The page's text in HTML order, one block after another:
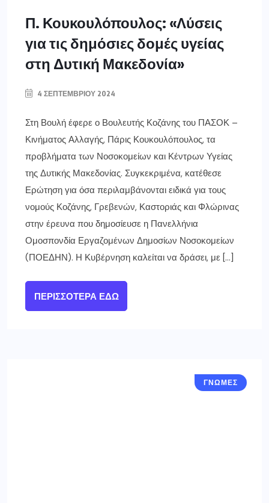
Π. Κουκουλόπουλος: «Λύσεις
για τις δημόσιες δομές υγείας
στη Δυτική Μακεδονία»
4 ΣΕΠΤΕΜΒΡΊΟΥ 2024
Στη Βουλή έφερε ο Βουλευτής Κοζάνης του ΠΑΣΟΚ –
Κινήματος Αλλαγής, Πάρις Κουκουλόπουλος, τα
προβλήματα των Νοσοκομείων και Κέντρων Υγείας
της Δυτικής Μακεδονίας. Συγκεκριμένα, κατέθεσε
Ερώτηση για όσα περιλαμβάνονται ειδικά για τους
νομούς Κοζάνης, Γρεβενών, Καστοριάς και Φλώρινας
στην έρευνα που δημοσίευσε η Πανελλήνια
Ομοσπονδία Εργαζομένων Δημοσίων Νοσοκομείων
(ΠΟΕΔΗΝ). Η Κυβέρνηση καλείται να δράσει, με […]
ΠΕΡΙΣΣΌΤΕΡΑ ΕΔΏ
ΓΝΩΜΕΣ